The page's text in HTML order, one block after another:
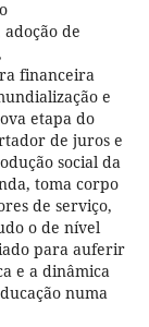
de
financeira
e
etapa do
de juros e
social da
toma corpo
de serviço,
o de nível
para auferir
e a dinâmica
numa